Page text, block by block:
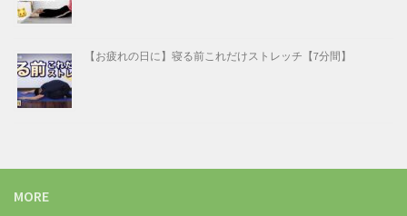
【お疲れの日に】寝る前これだけストレッチ【7分間】
MORE